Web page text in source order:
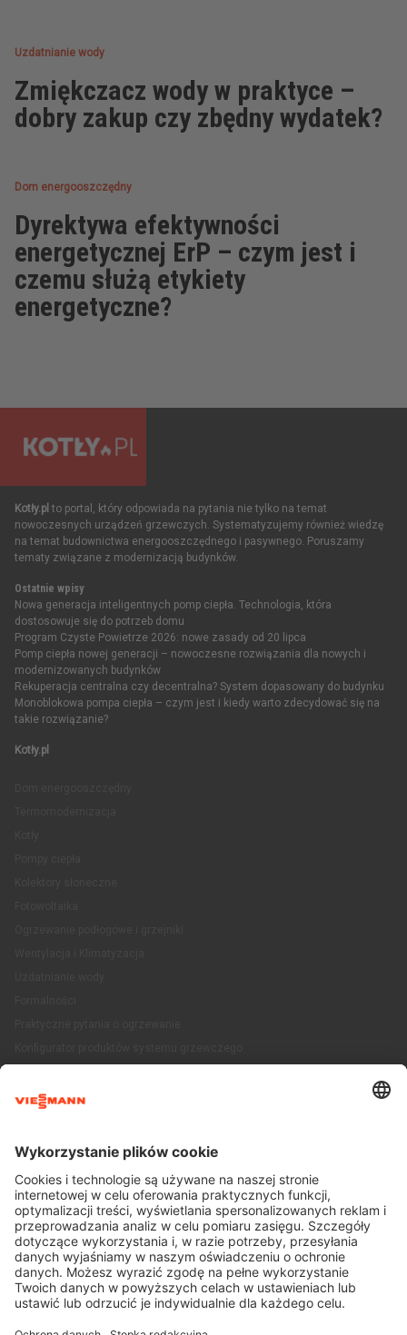
Uzdatnianie wody
Zmiękczacz wody w praktyce –
dobry zakup czy zbędny wydatek?
Dom energooszczędny
Dyrektywa efektywności
energetycznej ErP – czym jest i
czemu służą etykiety
energetyczne?
Kotły.pl to portal, który odpowiada na pytania nie tylko na temat
nowoczesnych urządzeń grzewczych. Systematyzujemy również wiedzę
na temat budownictwa energooszczędnego i pasywnego. Poruszamy
tematy związane z modernizacją budynków.
Ostatnie wpisy
Nowa generacja inteligentnych pomp ciepła. Technologia, która
dostosowuje się do potrzeb domu
Program Czyste Powietrze 2026: nowe zasady od 20 lipca
Pomp ciepła nowej generacji – nowoczesne rozwiązania dla nowych i
modernizowanych budynków
Rekuperacja centralna czy decentralna? System dopasowany do budynku
Monoblokowa pompa ciepła – czym jest i kiedy warto zdecydować się na
takie rozwiązanie?
Kotły.pl
ABC Ogrzewania
Informacje z rynku
Kalkulatory
Kontakt
Stopka redakcyjna
Ochrona danych
Warunki korzystania